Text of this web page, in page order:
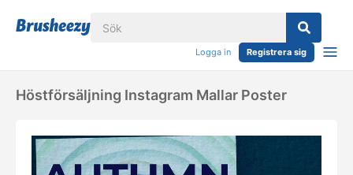
Logga in Registrera sig
Höstförsäljning Instagram Mallar Poster